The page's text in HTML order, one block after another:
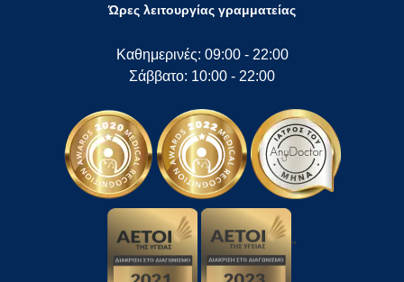
Ώρες λειτουργίας γραμματείας
Καθημερινές: 09:00 - 22:00
Σάββατο: 10:00 - 22:00
"